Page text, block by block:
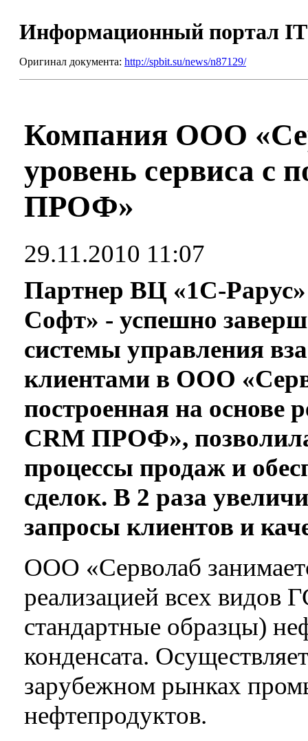
Информационный портал
Оригинал документа: http://spbit.su/news/n87129/
Компания ООО
уровень сервиса
ПРОФ»
29.11.2010 11:07
Партнер ВЦ «1С-
Софт» - успешно
системы управления
клиентами в ООО
построенная на
CRM ПРОФ»,
процессы продаж и
сделок. В 2 раза
запросы клиентов и
ООО «Cерволаб
реализацией всех видов
стандартные образцы)
конденсата.
зарубежном рынках
нефтепродуктов.